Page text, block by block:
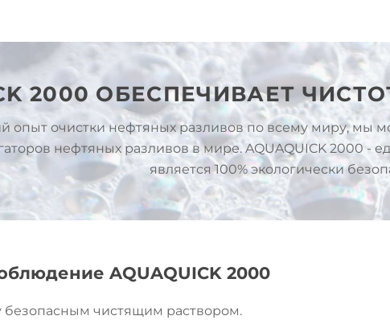
2000 ОБЕСПЕЧИВАЕТ
опыт очистки нефтяных разливов по всему миру, мы
нефтяных разливов в мире. AQUAQUICK 2000 -
является 100% экологически
AQUAQUICK 2000
чистящим раствором.